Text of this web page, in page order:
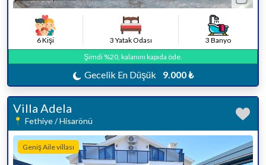
6 Kişi 3 Yatak Odası
3 Banyo
Şimdi %20, kalanını kapıda öde.
Gecelik En Düşük 9.000 ₺
Villa Adela
Fethiye / Hisarönü
Geniş Aile villası